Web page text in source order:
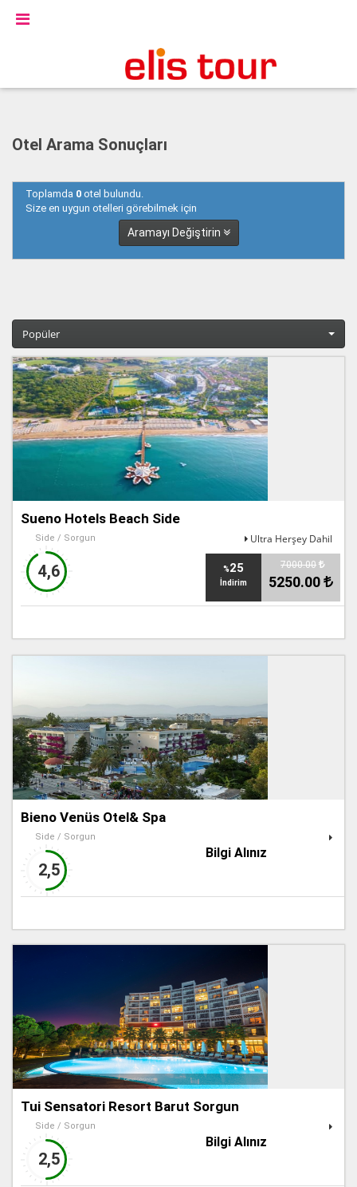
Otel Arama Sonuçları
Toplamda 0 otel bulundu.
Size en uygun otelleri görebilmek için
Aramayı Değiştirin
Popüler
Sueno Hotels Beach Side
Side / Sorgun Ultra Herşey Dahil
4,6 %25
İndirim
7000.00
5250.00
Bieno Venüs Otel& Spa
Side / Sorgun
2,5
Bilgi Alınız
Tui Sensatori Resort Barut Sorgun
Side / Sorgun
2,5
Bilgi Alınız